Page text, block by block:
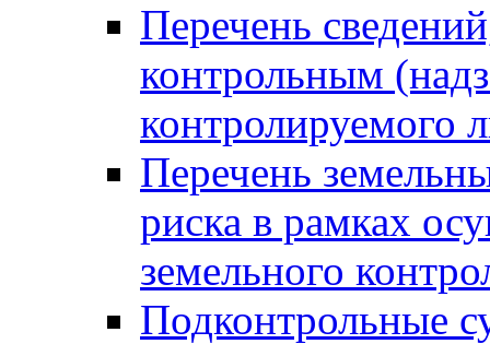
Перечень
контрольным
контролируемого
Перечень
риска в рамках
земельного
Подконтрольные